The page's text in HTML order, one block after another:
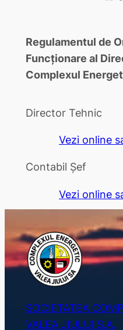
Regulamentul de
Funcționare al
Complexul
Director Tehnic
Vezi online
Contabil Șef
Vezi online
SOCIETATEA
VALEA JIULUI S.A.